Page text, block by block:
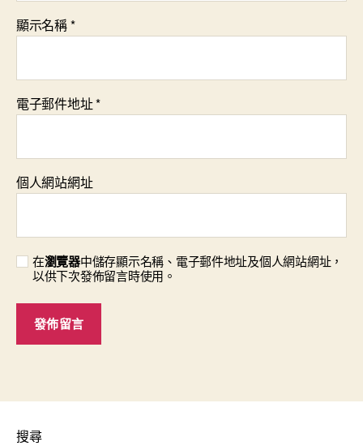
顯示名稱*
電子郵件地址*
個人網站網址
在瀏覽器中儲存顯示名稱、電子郵件地址及個人網站網址，
以供下次發佈留言時使用。
搜尋